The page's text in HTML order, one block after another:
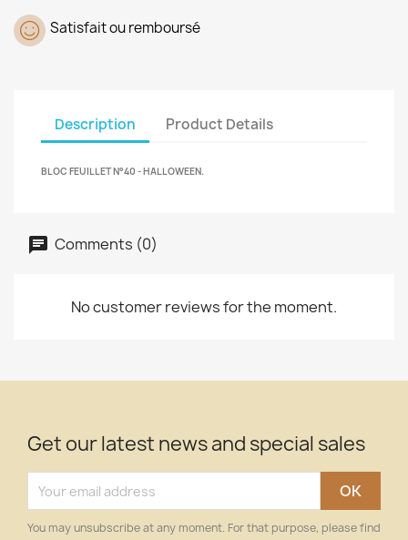
Satisfait ou remboursé
Description Product Details
BLOC FEUILLET N°40 - HALLOWEEN.
Comments (0)
No customer reviews for the moment.
Get our latest news and special sales
You may unsubscribe at any moment. For that purpose, please find